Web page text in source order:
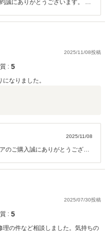
誠にありがとうございます。 こ
ただけると幸いです。 福岡トヨ
2025/11/08投稿
: 5
なりました。
2025/11/08
のご購入誠にありがとうござい
たら、いつでもご連絡くださ
満江
2025/07/30投稿
: 5
の件など相談しました。気持ちの